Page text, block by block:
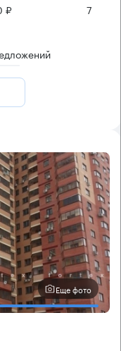
₽ 7
Еще фото